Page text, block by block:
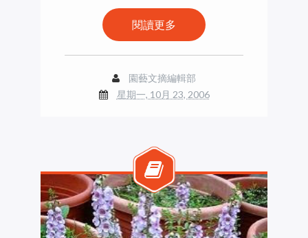
閱讀更多
園藝文摘編輯部
星期一, 10月 23, 2006